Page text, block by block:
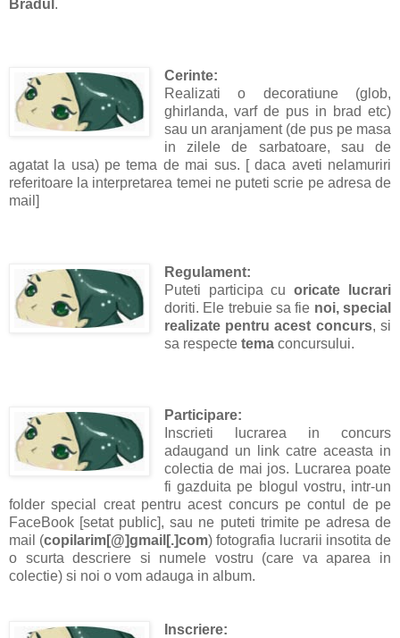
Bradul .
Cerinte:
Realizati o decoratiune (glob,
ghirlanda, varf de pus in brad etc)
sau un aranjament (de pus pe masa
in zilele de sarbatoare, sau de
agatat la usa) pe tema de mai sus. [ daca aveti nelamuriri
referitoare la interpretarea temei ne puteti scrie pe adresa de
mail]
Regulament:
Puteti participa cuoricate lucrari
doriti. Ele trebuie sa fie noi, special
realizate pentru acest concurs, si
sa respecte temaconcursului.
Participare:
Inscrieti lucrarea in concurs
adaugand un link catre aceasta in
colectia de mai jos. Lucrarea poate
fi gazduita pe blogul vostru, intr-un
folder special creat pentru acest concurs pe contul de pe
FaceBook [setat public], sau ne puteti trimite pe adresa de
mail (copilarim[@]gmail[.]com) fotografia lucrarii insotita de
o scurta descriere si numele vostru (care va aparea in
colectie) si noi o vom adauga in album.
Inscriere: